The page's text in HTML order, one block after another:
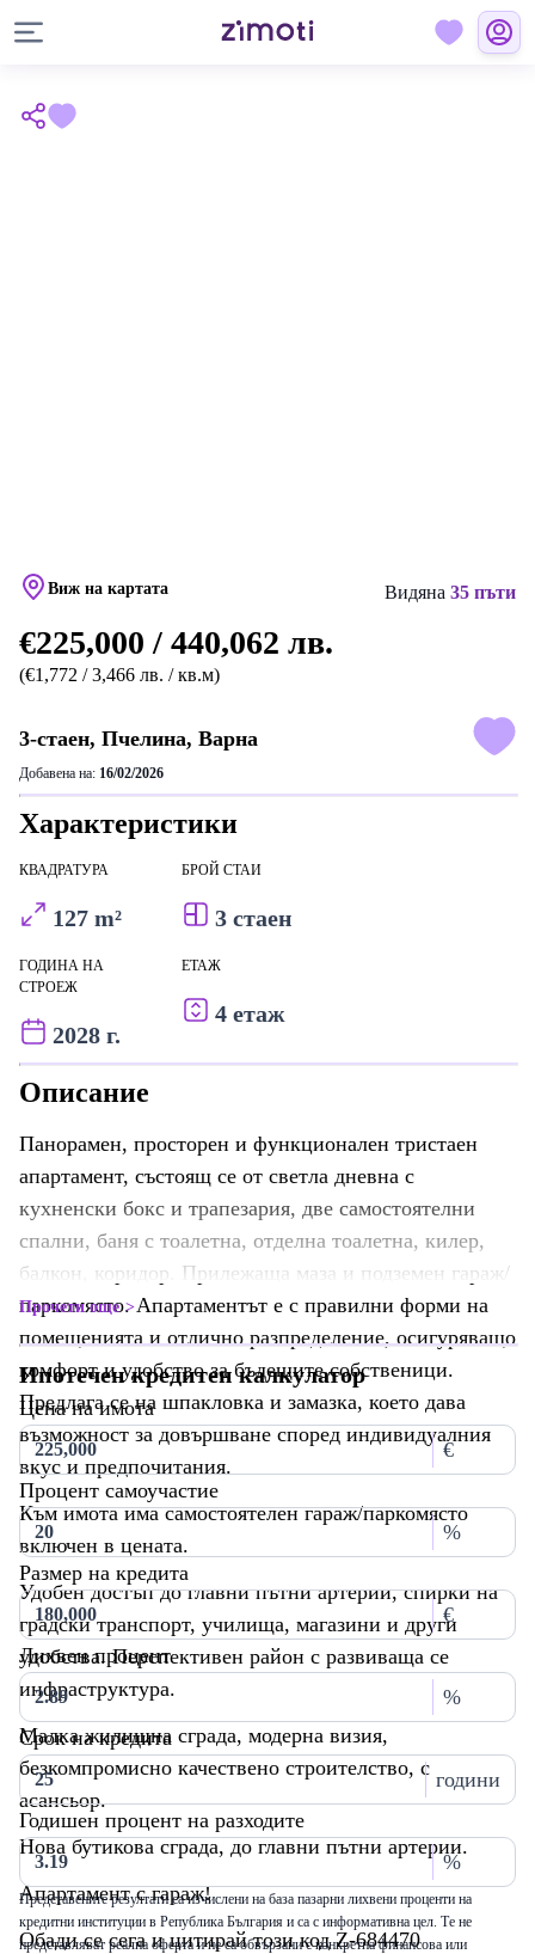
Виж на картата Видяна 35 пъти
€225,000 / 440,062 лв.
(€1,772 / 3,466 лв. / кв.м)
3-стаен, Пчелина, Варна
Добавена на: 16/02/2026
Характеристики
КВАДРАТУРА
127 m²
БРОЙ СТАИ
3 стаен
ГОДИНА НА
СТРОЕЖ
2028 г.
ЕТАЖ
4 етаж
Описание
Панорамен, просторен и функционален тристаен
апартамент, състоящ се от светла дневна с
кухненски бокс и трапезария, две самостоятелни
спални, баня с тоалетна, отделна тоалетна, килер,
балкон, коридор. Прилежаща маза и подземен гараж/
паркомясто. Апартаментът е с правилни форми на
помещенията и отлично разпределение, осигуряващо
комфорт и удобство за бъдещите собственици.
Предлага се на шпакловка и замазка, което дава
възможност за довършване според индивидуалния
вкус и предпочитания.
Към имота има самостоятелен гараж/паркомясто
включен в цената.
Удобен достъп до главни пътни артерии, спирки на
градски транспорт, училища, магазини и други
удобства. Перспективен район с развиваща се
инфраструктура.
Малка жилищна сграда, модерна визия,
безкомпромисно качествено строителство, с
асансьор.
Нова бутикова сграда, до главни пътни артерии.
Апартамент с гараж!
Обади се сега и цитирай този код Z-684470
Прочети още
Ипотечен кредитен калкулатор
Цена на имота
€
Процент самоучастие
%
Размер на кредита
€
Лихвен процент
%
Срок на кредита
години
Годишен процент на разходите
%
Представените резултати са изчислени на база пазарни лихвени проценти на
кредитни институции в Република България и са с информативна цел. Те не
представляват реална оферта и не са обвързани с конкретна финансова или